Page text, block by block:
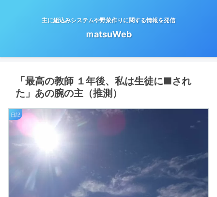
主に組込みシステムや野菜作りに関する情報を発信
ｍatsuWeb
「最高の教師 １年後、私は生徒に■され
た」あの腕の主（推測）
日記